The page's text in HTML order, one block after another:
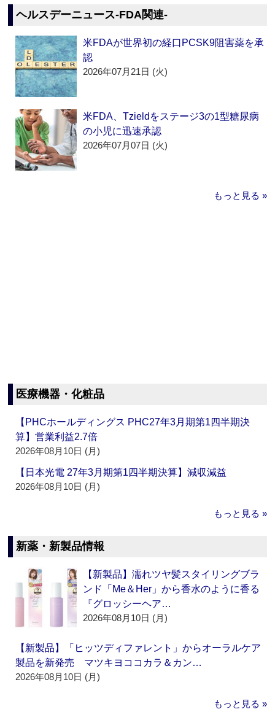
ヘルスデーニュース‐FDA関連‐
米FDAが世界初の経口PCSK9阻害薬を承
認
2026年07月21日 (火)
米FDA、Tzieldをステージ3の1型糖尿病
の小児に迅速承認
2026年07月07日 (火)
もっと見る »
医療機器・化粧品
【PHCホールディングス PHC27年3月期第1四半期決
算】営業利益2.7倍
2026年08月10日 (月)
【日本光電 27年3月期第1四半期決算】減収減益
2026年08月10日 (月)
もっと見る »
新薬・新製品情報
【新製品】濡れツヤ髪スタイリングブラ
ンド「Me＆Her」から香水のように香る
『グロッシーヘア…
2026年08月10日 (月)
【新製品】「ヒッツディファレント」からオーラルケア
製品を新発売 マツキヨココカラ＆カン…
2026年08月10日 (月)
もっと見る »